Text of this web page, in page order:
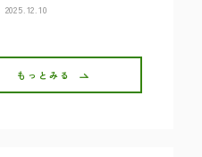
2025.12.10
もっとみる